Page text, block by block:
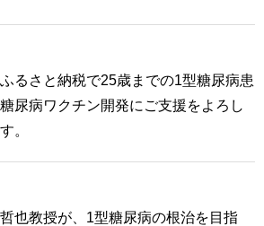
るさと納税で25歳までの1型糖尿病患
尿病ワクチン開発にご支援をよろし
。
也教授が、1型糖尿病の根治を目指